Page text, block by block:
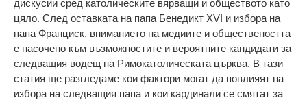
дискусии сред католическите вярващи и обществото като
цяло. След оставката на папа Бенедикт XVI и избора на
папа Франциск, вниманието на медиите и обществеността
е насочено към възможностите и вероятните кандидати за
следващия водещ на Римокатолическата църква. В тази
статия ще разгледаме кои фактори могат да повлияят на
избора на следващия папа и кои кардинали се смятат за